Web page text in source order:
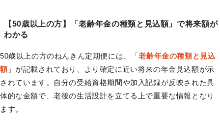
【50歳以上の方】「老齢年金の種類と見込額」で将来額が
わかる
50歳以上の方のねんきん定期便には、「老齢年金の種類と見込
額」が記載されており、より確定に近い将来の年金見込額が示
されています。自分の受給資格期間や加入記録が反映された具
体的な金額で、老後の生活設計を立てる上で重要な情報となり
ます。